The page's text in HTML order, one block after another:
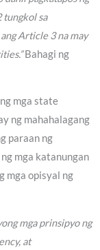
tungkol sa
Article 3 na may
Bahagi ng
mga state
ng mahahalagang
paraan ng
mga katanungan
mga opisyal ng
mga prinsipyo ng
at